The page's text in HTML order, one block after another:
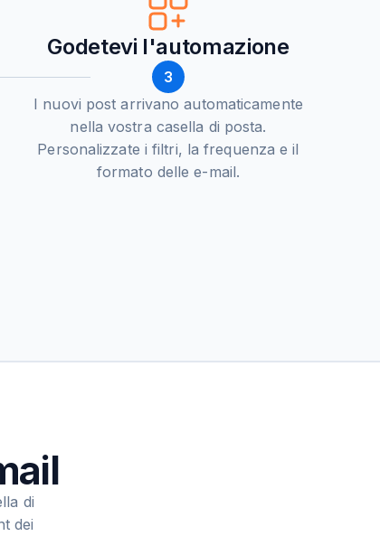
Godetevi l'automazione
3
I nuovi post arrivano automaticamente
nella vostra casella di posta.
Personalizzate i filtri, la frequenza e il
formato delle e-mail.
di
dei